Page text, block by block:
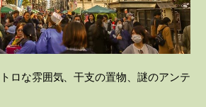
ロな雰囲気、干支の置物、謎のアンテ